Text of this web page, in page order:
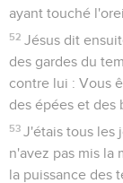
ayant touché
52 Jésus dit
des gardes du
contre lui : Vous
des épées et des
53 J'étais tous les
n'avez pas mis la
la puissance des